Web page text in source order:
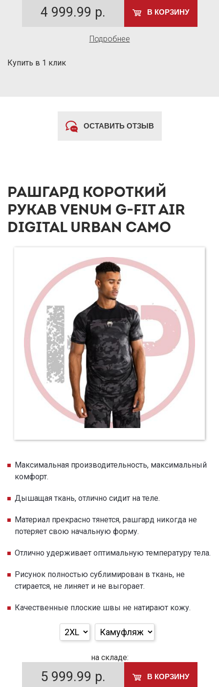
4 999.99 р. В КОРЗИНУ
Подробнее
Купить в 1 клик
ОСТАВИТЬ ОТЗЫВ
РАШГАРД КОРОТКИЙ
РУКАВ VENUM G-FIT AIR
DIGITAL URBAN CAMO
Максимальная производительность, максимальный
комфорт.
Дышащая ткань, отлично сидит на теле.
Материал прекрасно тянется, рашгард никогда не
потеряет свою начальную форму.
Отлично удерживает оптимальную температуру тела.
Рисунок полностью сублимирован в ткань, не
стирается, не линяет и не выгорает.
Качественные плоские швы не натирают кожу.
на складе:
5 999.99 р. В КОРЗИНУ